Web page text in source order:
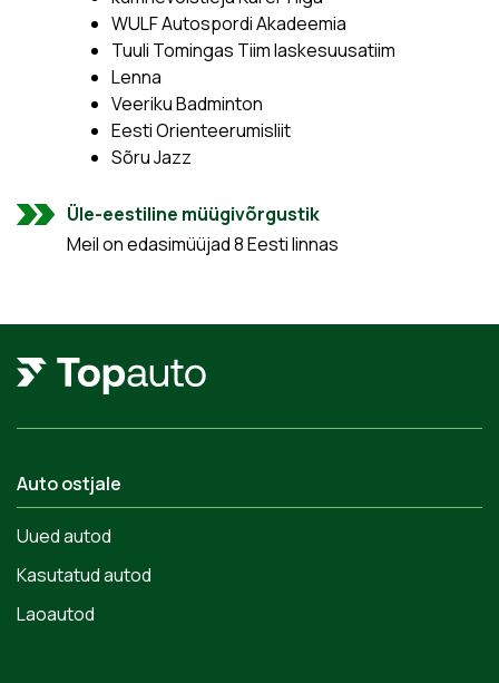
WULF Autospordi Akadeemia
Tuuli Tomingas Tiim laskesuusatiim
Lenna
Veeriku Badminton
Eesti Orienteerumisliit
Sõru Jazz
Üle-eestiline müügivõrgustik
Meil on edasimüüjad 8 Eesti linnas
Auto ostjale
Uued autod
Kasutatud autod
Laoautod